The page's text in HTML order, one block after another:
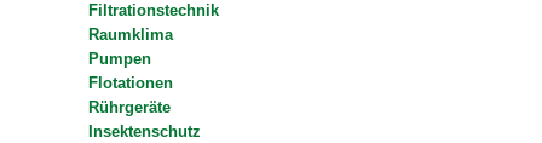
Filtrationstechnik
Raumklima
Pumpen
Flotationen
Rührgeräte
Insektenschutz